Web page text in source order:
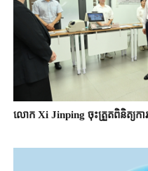
លោក Xi Jinping ចុះត្រួតពិនិត្យកា